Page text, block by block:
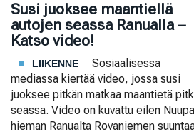
Susi juoksee maantiellä
autojen seassa Ranualla –
Katso video!
LIIKENNE
Sosiaalisessa
mediassa kiertää video, jossa susi
juoksee pitkän matkaa maantietä
seassa. Video on kuvattu eilen
hieman Ranualta Rovaniemen